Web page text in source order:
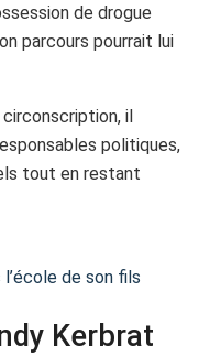
de drogue
parcours pourrait lui
il
politiques,
tout en restant
de son fils
Kerbrat